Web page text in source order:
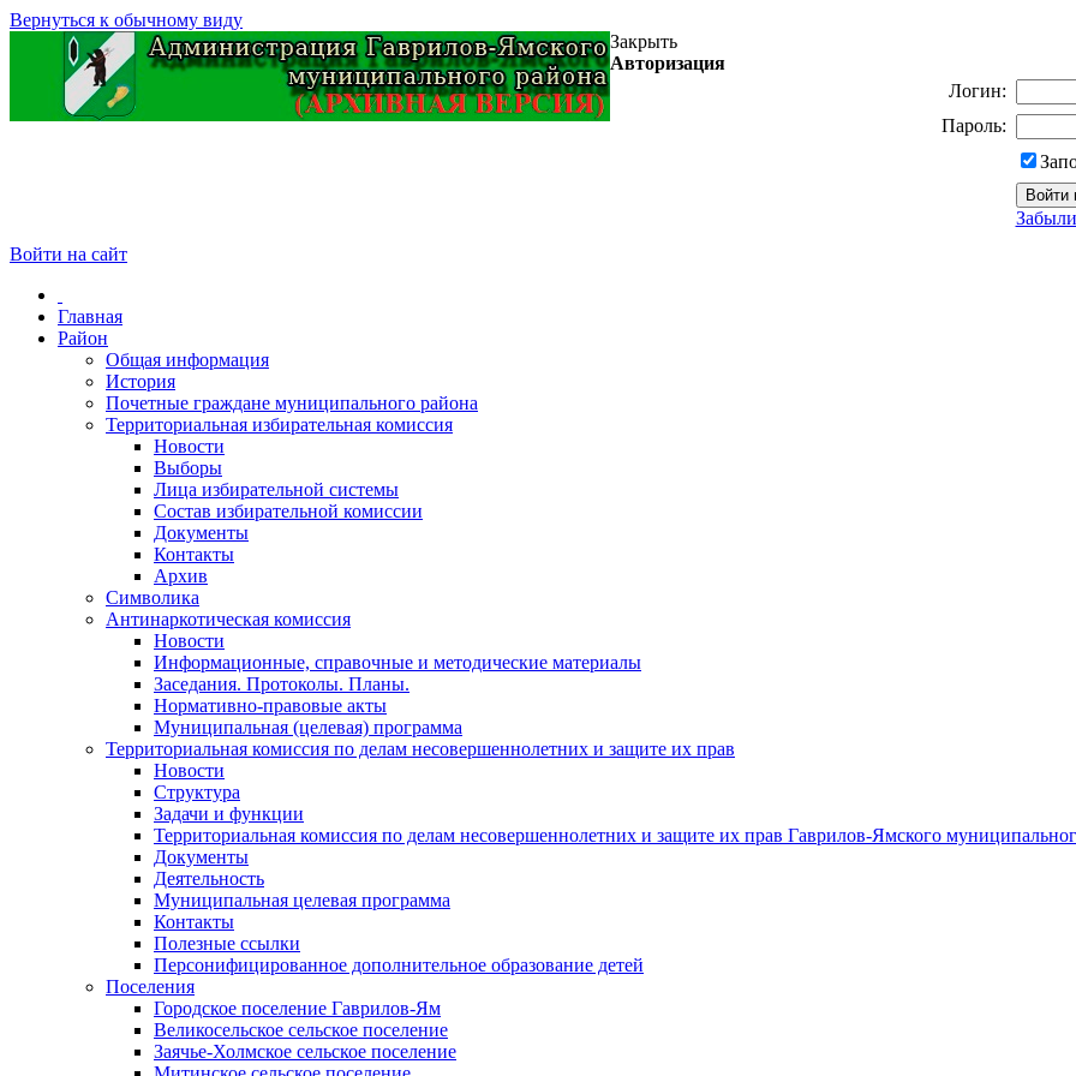
Вернуться к обычному виду
Закрыть
Авторизация
Логин:
Пароль:
Войти на сайт
Главная
Район
Общая информация
История
Почетные граждане муниципального района
Территориальная избирательная комиссия
Новости
Выборы
Лица избирательной системы
Состав избирательной комиссии
Документы
Контакты
Архив
Символика
Антинаркотическая комиссия
Новости
Информационные, справочные и методические материалы
Заседания. Протоколы. Планы.
Нормативно-правовые акты
Муниципальная (целевая) программа
Территориальная комиссия по делам несовершеннолетних и защите их прав
Новости
Структура
Задачи и функции
Территориальная комиссия по делам несовершеннолетних и защите их прав Гаврилов-Ямского
Документы
Деятельность
Муниципальная целевая программа
Контакты
Полезные ссылки
Персонифицированное дополнительное образование детей
Поселения
Городское поселение Гаврилов-Ям
Великосельское сельское поселение
Заячье-Холмское сельское поселение